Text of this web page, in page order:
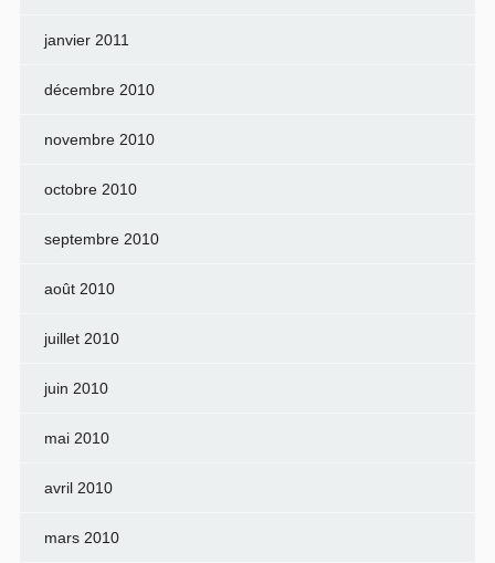
janvier 2011
décembre 2010
novembre 2010
octobre 2010
septembre 2010
août 2010
juillet 2010
juin 2010
mai 2010
avril 2010
mars 2010